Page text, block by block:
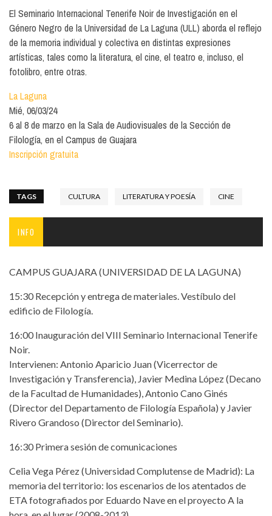
El Seminario Internacional Tenerife Noir de Investigación en el
Género Negro de la Universidad de La Laguna (ULL) aborda el reflejo
de la memoria individual y colectiva en distintas expresiones
artísticas, tales como la literatura, el cine, el teatro e, incluso, el
fotolibro, entre otras.
La Laguna
Mié, 06/03/24
6 al 8 de marzo en la Sala de Audiovisuales de la Sección de
Filología, en el Campus de Guajara
Inscripción gratuita
TAGS CULTURA LITERATURA Y POESÍA CINE
INFO
CAMPUS GUAJARA (UNIVERSIDAD DE LA LAGUNA)
15:30 Recepción y entrega de materiales. Vestíbulo del
edificio de Filología.
16:00 Inauguración del VIII Seminario Internacional Tenerife
Noir.
Intervienen: Antonio Aparicio Juan (Vicerrector de
Investigación y Transferencia), Javier Medina López (Decano
de la Facultad de Humanidades), Antonio Cano Ginés
(Director del Departamento de Filología Española) y Javier
Rivero Grandoso (Director del Seminario).
16:30 Primera sesión de comunicaciones
Celia Vega Pérez (Universidad Complutense de Madrid): La
memoria del territorio: los escenarios de los atentados de
ETA fotografiados por Eduardo Nave en el proyecto A la